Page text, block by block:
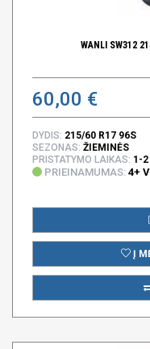
WANLI SW312
60,00 €
DYDIS: 215/60 R17 96S
SEZONAS: ŽIEMINĖS
PRISTATYMO LAIKAS: 1-2
PRIEINAMUMAS: 4+
Į